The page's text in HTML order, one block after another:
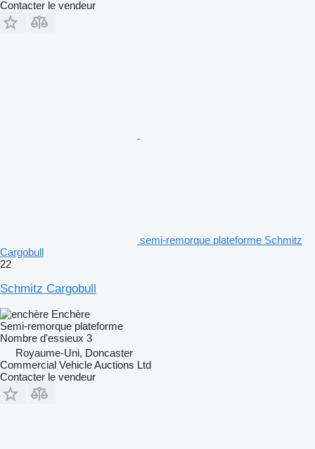
Contacter le vendeur
semi-remorque plateforme Schmitz
Cargobull
22
Schmitz Cargobull
Enchère
Semi-remorque plateforme
Nombre d'essieux 3
Royaume-Uni, Doncaster
Commercial Vehicle Auctions Ltd
Contacter le vendeur